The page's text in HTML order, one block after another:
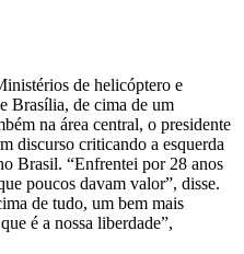
de helicóptero e
Brasília, de cima de um
na área central, o presidente
discurso criticando a esquerda
Brasil. “Enfrentei por 28 anos
poucos davam valor”, disse.
de tudo, um bem mais
é a nossa liberdade”,